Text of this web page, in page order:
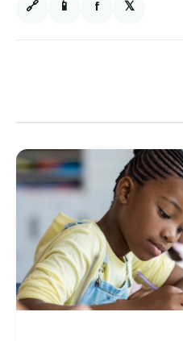
𝕏
f
📱
🔗